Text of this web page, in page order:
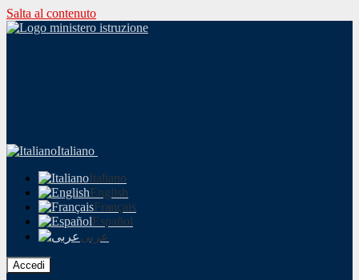
Salta al contenuto
Italiano
Italiano
English
Français
Español
عربى
Accedi